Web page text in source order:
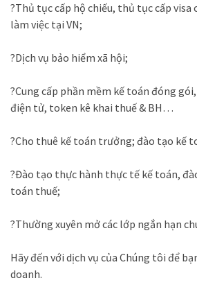
?Thủ tục cấp hộ chiếu, thủ tục cấp visa
làm việc tại VN;
?Dịch vụ bảo hiểm xã hội;
?Cung cấp phần mềm kế toán đóng
điện tử, token kê khai thuế & BH…
?Cho thuê kế toán trưởng; đào tạo kế
?Đào tạo thực hành thực tế kế toán,
toán thuế;
?Thường xuyên mở các lớp ngắn hạn
Hãy đến với dịch vụ của Chúng tôi để
doanh.